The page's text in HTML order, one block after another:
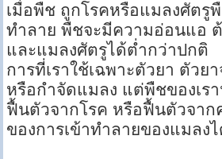
เมื่อพืช ถูกโรคหรือแมลงศัตรูพื
ทำลาย พืชจะมีความอ่อนแอ
และแมลงศัตรูได้ต่ำกว่าปกติ
การที่เราใช้เฉพาะตัวยา ตัวย
หรือกำจัดแมลง แต่พืชของเร
ฟื้นตัวจากโรค หรือฟื้นตัวจาก
ของการเข้าทำลายของแมลง